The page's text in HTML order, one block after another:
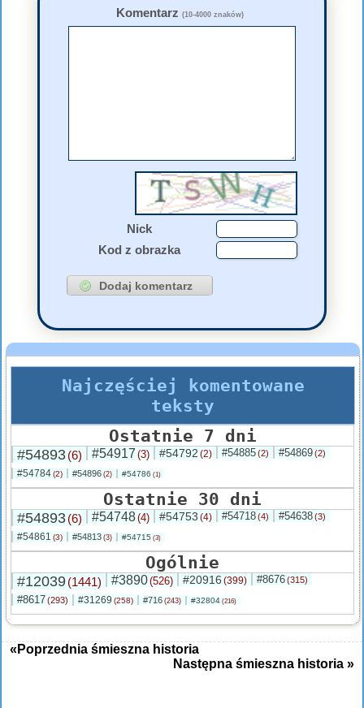
Komentarz (10-4000 znaków)
Nick
Kod z obrazka
Najczęściej komentowane
teksty
Ostatnie 7 dni
#54893(6) #54917 (3) #54792 (2) #54885(2) #54869(2)
#54784(2) #54896 (2) #54786 (1)
Ostatnie 30 dni
#54893(6) #54748(4) #54753 (4) #54718(4) #54638(3)
#54861 (3) #54813 (3) #54715 (3)
Ogólnie
#12039(1441) #3890(526) #20916 (399) #8676(315)
#8617(293) #31269 (258) #716 (243) #32804 (216)
«Poprzednia śmieszna historia
Następna śmieszna historia »